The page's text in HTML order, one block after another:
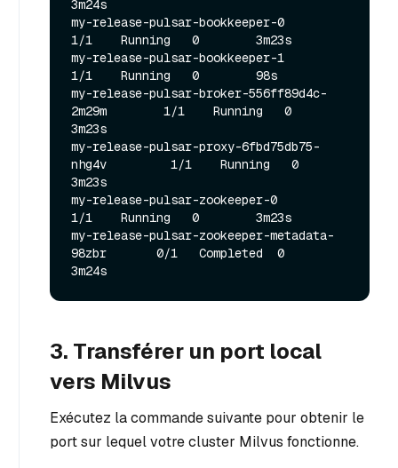
3m24s
my-release-pulsar-bookkeeper-0
1/1    Running   0        3m23s
my-release-pulsar-bookkeeper-1
1/1    Running   0        98s
my-release-pulsar-broker-556ff89d4c-
2m29m        1/1    Running   0
3m23s
my-release-pulsar-proxy-6fbd75db75-
nhg4v         1/1    Running   0
3m23s
my-release-pulsar-zookeeper-0
1/1    Running   0        3m23s
my-release-pulsar-zookeeper-metadata-
98zbr       0/1   Completed  0
3. Transférer un port local
vers Milvus
Exécutez la commande suivante pour obtenir le
port sur lequel votre cluster Milvus fonctionne.